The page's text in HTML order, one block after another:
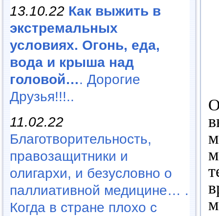
13.10.22 Как выжить в
экстремальных
условиях. Огонь, еда,
вода и крыша над
головой…. Дорогие
Друзья!!!..
11.02.22
Благотворительность,
правозащитники и
олигархи, и безусловно о
паллиативной медицине… .
Когда в стране плохо с